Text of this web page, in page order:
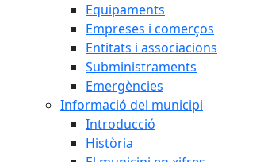
Equipaments
Empreses i comerços
Entitats i associacions
Subministraments
Emergències
Informació del municipi
Introducció
Història